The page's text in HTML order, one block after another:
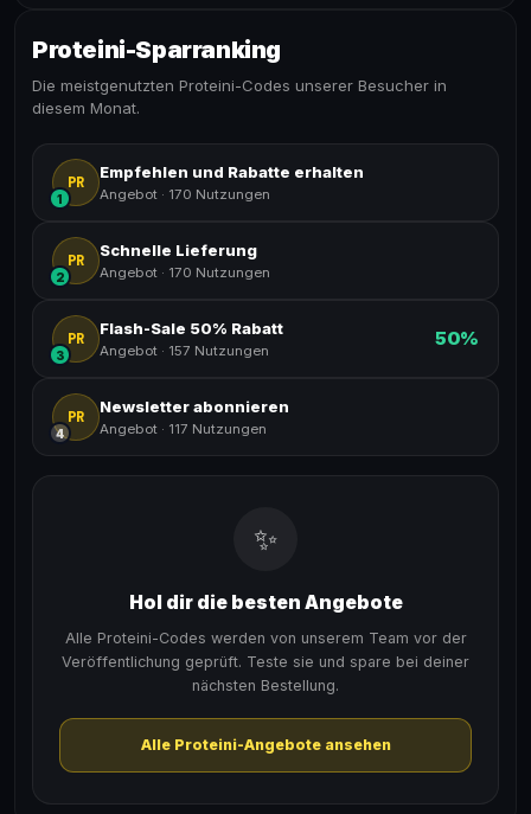
Proteini-Sparranking
Die meistgenutzten Proteini-Codes unserer Besucher in
diesem Monat.
PR
1
Empfehlen und Rabatte erhalten
Angebot · 170 Nutzungen
PR
2
Schnelle Lieferung
Angebot · 170 Nutzungen
PR
3
Flash-Sale 50% Rabatt
Angebot · 157 Nutzungen
50%
PR
4
Newsletter abonnieren
Angebot · 117 Nutzungen
✨
Hol dir die besten Angebote
Alle Proteini-Codes werden von unserem Team vor der
Veröffentlichung geprüft. Teste sie und spare bei deiner
nächsten Bestellung.
Alle Proteini-Angebote ansehen